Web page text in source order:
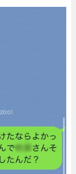
家インタビュー
エンタメ